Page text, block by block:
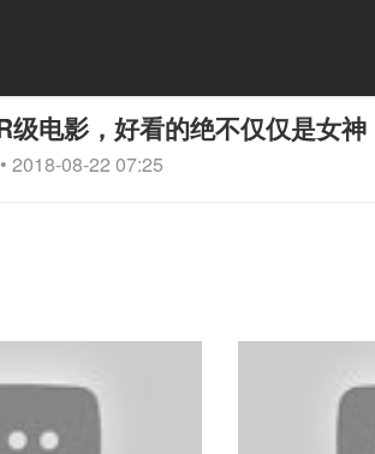
级电影，好看的绝不仅仅是女神
2018-08-22 07:25